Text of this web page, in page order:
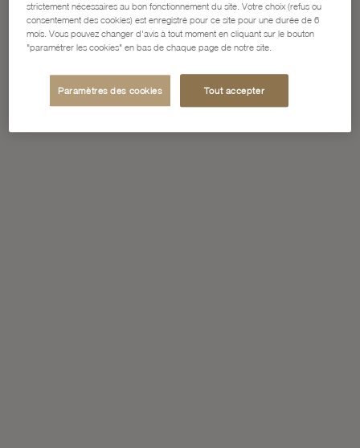
strictement nécessaires au bon fonctionnement du site. Votre choix (refus ou
consentement des cookies) est enregistré pour ce site pour une durée de 6
mois. Vous pouvez changer d'avis à tout moment en cliquant sur le bouton
"paramétrer les cookies" en bas de chaque page de notre site.
Paramètres des cookies Tout accepter